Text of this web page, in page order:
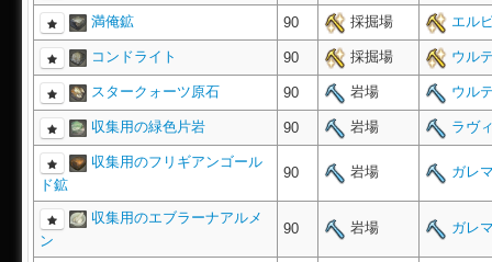
満俺鉱 90 採掘場 エル
コンドライト 90 採掘場 ウル
スタークォーツ原石 90 岩場 ウル
収集用の緑色片岩 90 岩場 ラヴ
収集用のフリギアンゴール
ド鉱
90 岩場 ガレ
収集用のエブラーナアルメ
ン
90 岩場 ガレ